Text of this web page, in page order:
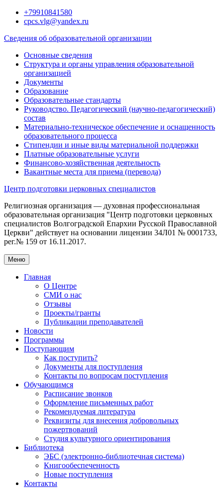
Перейти+79910841580
cpcs.vlg@yandex.ru
Сведения об образовательной организации
Основные сведения
Структура и органы управления образовательной
организацией
Документы
Образование
Образовательные стандарты
Руководство. Педагогический (научно-педагогический)
состав
Материально-техническое обеспечение и оснащенность
образовательного процесса
Стипендии и иные виды материальной поддержки
Платные образовательные услуги
Финансово-хозяйственная деятельность
Вакантные места для приема (перевода)
Центр подготовки церковных специалистов
Религиозная организация — духовная профессиональная
образовательная организация "Центр подготовки церковных
специалистов Волгоградской Eпархии Русской Православной
Церкви" действует на основании лицензии 34Л01 № 0001733,
рег.№ 159 от 16.11.2017.
Меню
Главная
О Центре
СМИ о нас
Отзывы
Проекты/гранты
Публикации преподавателей
Новости
Программы
Поступающим
Как поступить?
Документы для поступления
Контакты по вопросам поступления
Обучающимся
Расписание звонков
Оформление письменных работ
Рекомендуемая литература
Реквизиты для внесения добровольных
пожертвований
Студия культурного ориентирования
Библиотека
ЭБС (электронно-библиотечная система)
Книгообеспеченность
Новые поступления
Контакты